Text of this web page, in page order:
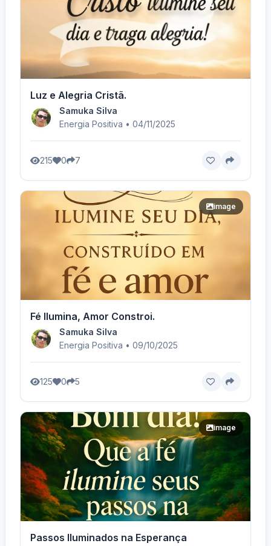
Luz e Alegria Cristã.
Samuka Silva
Energia Positiva • 04/11/2025
215 0 7
image
Fé Ilumina, Amor Constroi.
Samuka Silva
Energia Positiva • 09/10/2025
125 0 5
image
Passos Iluminados na Esperança